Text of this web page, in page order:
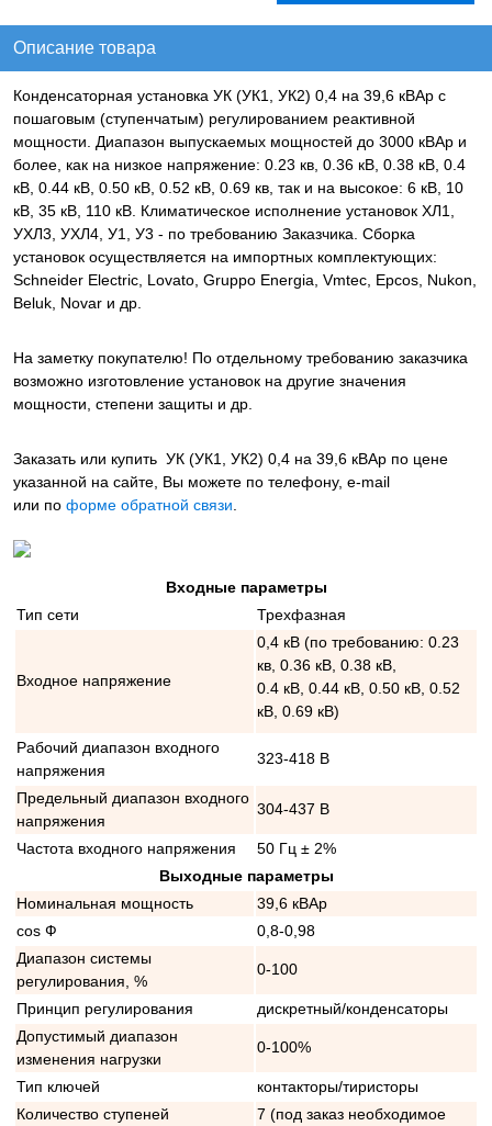
Описание товара
Конденсаторная установка УК (УК1, УК2) 0,4 на 39,6 кВАр с
пошаговым (ступенчатым) регулированием реактивной
мощности. Диапазон выпускаемых мощностей до 3000 кВАр и
более, как на низкое напряжение: 0.23 кв, 0.36 кВ, 0.38 кВ, 0.4
кВ, 0.44 кВ, 0.50 кВ, 0.52 кВ, 0.69 кв, так и на высокое: 6 кВ, 10
кВ, 35 кВ, 110 кВ. Климатическое исполнение установок ХЛ1,
УХЛ3, УХЛ4, У1, У3 - по требованию Заказчика. Сборка
установок осуществляется на импортных комплектующих:
Schneider Electric, Lovato, Gruppo Energia, Vmtec, Epcos, Nukon,
Beluk, Novar и др.
На заметку покупателю! По отдельному требованию заказчика
возможно изготовление установок на другие значения
мощности, степени защиты и др.
Заказать или купить УК (УК1, УК2) 0,4 на 39,6 кВАр по цене
указанной на сайте, Вы можете по телефону, e-mail
или по форме обратной связи.
Входные параметры
Тип сети
Трехфазная
Входное напряжение
0,4 кВ (по требованию: 0.23
кв, 0.36 кВ, 0.38 кВ,
0.4 кВ, 0.44 кВ, 0.50 кВ, 0.52
кВ, 0.69 кВ)
Рабочий диапазон входного
напряжения
323-418 В
Предельный диапазон входного
напряжения
304-437 В
Частота входного напряжения
50 Гц ± 2%
Выходные параметры
Номинальная мощность
39,6 кВАр
cos Ф
0,8-0,98
Диапазон системы
регулирования, %
0-100
Принцип регулирования
дискретный/конденсаторы
Допустимый диапазон
изменения нагрузки
0-100%
Тип ключей
контакторы/тиристоры
Количество ступеней
7 (под заказ необходимое